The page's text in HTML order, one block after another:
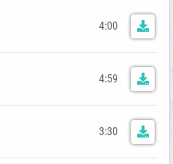
4:00
4:59
3:30